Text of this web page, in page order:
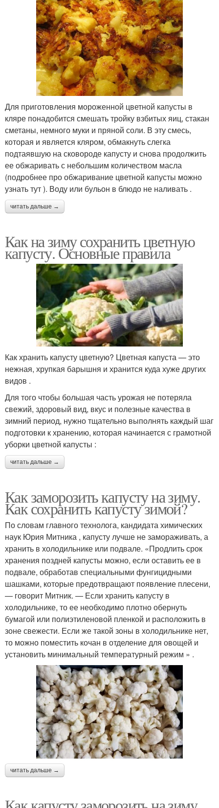
Для приготовления мороженной цветной капусты в
кляре понадобится смешать тройку взбитых яиц, стакан
сметаны, немного муки и пряной соли. В эту смесь,
которая и является кляром, обмакнуть слегка
подтаявшую на сковороде капусту и снова продолжить
ее обжаривать с небольшим количеством масла
(подробнее про обжаривание цветной капусты можно
узнать тут ). Воду или бульон в блюдо не наливать .
читать дальше →
Как на зиму сохранить цветную
капусту. Основные правила
Как хранить капусту цветную? Цветная капуста — это
нежная, хрупкая барышня и хранится куда хуже других
видов .
Для того чтобы большая часть урожая не потеряла
свежий, здоровый вид, вкус и полезные качества в
зимний период, нужно тщательно выполнять каждый шаг
подготовки к хранению, которая начинается с грамотной
уборки цветной капусты :
читать дальше →
Как заморозить капусту на зиму.
Как сохранить капусту зимой?
По словам главного технолога, кандидата химических
наук Юрия Митника , капусту лучше не замораживать, а
хранить в холодильнике или подвале. «Продлить срок
хранения поздней капусты можно, если оставить ее в
подвале, обработав специальными фунгицидными
шашками, которые предотвращают появление плесени,
— говорит Митник. — Если хранить капусту в
холодильнике, то ее необходимо плотно обернуть
бумагой или полиэтиленовой пленкой и расположить в
зоне свежести. Если же такой зоны в холодильнике нет,
то можно поместить кочан в отделение для овощей и
установить минимальный температурный режим » .
читать дальше →